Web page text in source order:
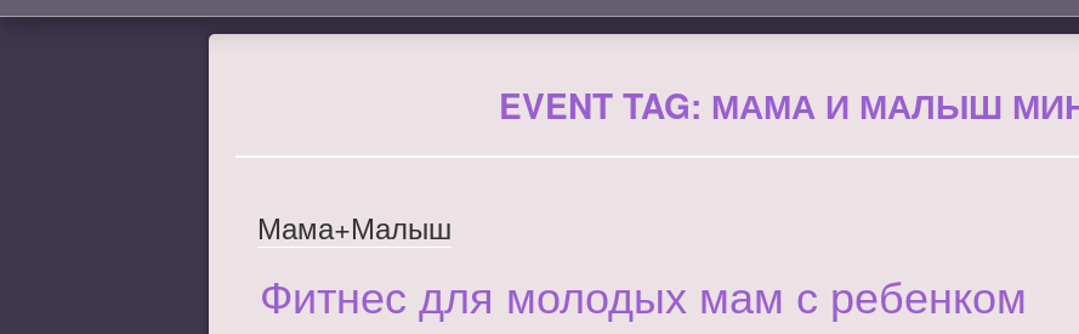
EVENT TAG: МАМА И МАЛЫШ
Мама+Малыш
Фитнес для молодых мам с ребенком